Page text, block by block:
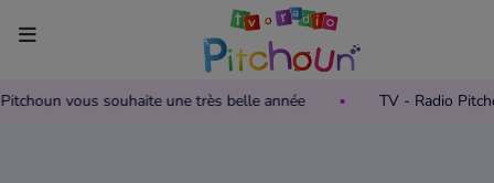
Pitchoun vous souhaite une très belle année TV - Radio
Accueil